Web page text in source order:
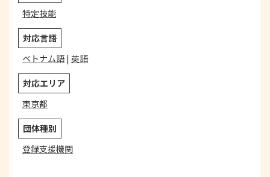
特定技能
対応言語
ベトナム語| 英語
対応エリア
東京都
団体種別
登録支援機関